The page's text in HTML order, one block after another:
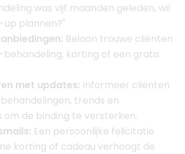
was vijf maanden geleden, wil
plannen?"
Beloon trouwe cliënten
behandeling, korting of een gratis
met updates: Informeer cliënten
trends en
om de binding te versterken.
Een persoonlijke felicitatie
korting of cadeau verhoogt de